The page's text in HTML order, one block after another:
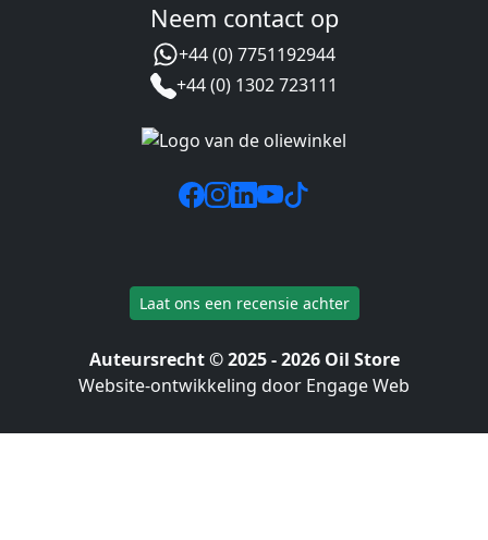
Neem contact op
+44 (0) 7751192944
+44 (0) 1302 723111
Laat ons een recensie achter
Auteursrecht © 2025 - 2026 Oil Store
Website-ontwikkeling door Engage Web